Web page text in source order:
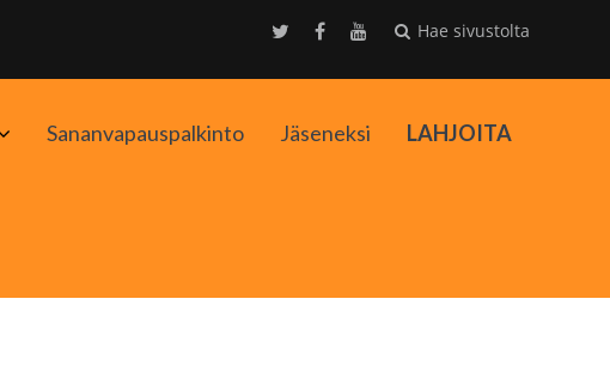
Hae sivustolta
AvaaSananvapauspalkinto Jäseneksi LAHJOITA